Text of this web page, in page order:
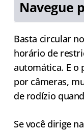
Navegue
Basta circular
horário de
automática. E o
por câmeras,
de rodízio
Se você dirige